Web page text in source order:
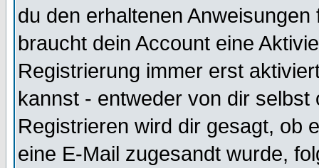
du den erhaltenen
braucht dein Account eine
Registrierung immer erst
kannst - entweder von dir selbst
Registrieren wird dir gesagt, ob
eine E-Mail zugesandt wurde,